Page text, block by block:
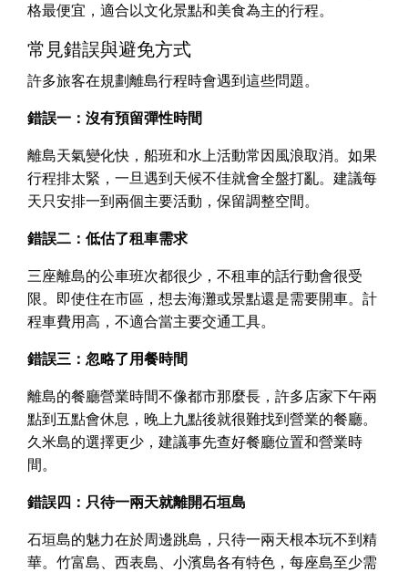
格最便宜，適合以文化景點和美食為主的行程。
常見錯誤與避免方式
許多旅客在規劃離島行程時會遇到這些問題。
錯誤一：沒有預留彈性時間
離島天氣變化快，船班和水上活動常因風浪取消。如果
行程排太緊，一旦遇到天候不佳就會全盤打亂。建議每
天只安排一到兩個主要活動，保留調整空間。
錯誤二：低估了租車需求
三座離島的公車班次都很少，不租車的話行動會很受
限。即使住在市區，想去海灘或景點還是需要開車。計
程車費用高，不適合當主要交通工具。
錯誤三：忽略了用餐時間
離島的餐廳營業時間不像都市那麼長，許多店家下午兩
點到五點會休息，晚上九點後就很難找到營業的餐廳。
久米島的選擇更少，建議事先查好餐廳位置和營業時
間。
錯誤四：只待一兩天就離開石垣島
石垣島的魅力在於周邊跳島，只待一兩天根本玩不到精
華。竹富島、西表島、小濱島各有特色，每座島至少需